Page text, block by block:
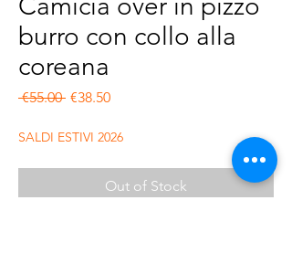
Camicia over in pizzo
burro con collo alla
coreana
€55.00 Regular Price
€38.50Sale Price
SALDI ESTIVI 2026
Out of Stock